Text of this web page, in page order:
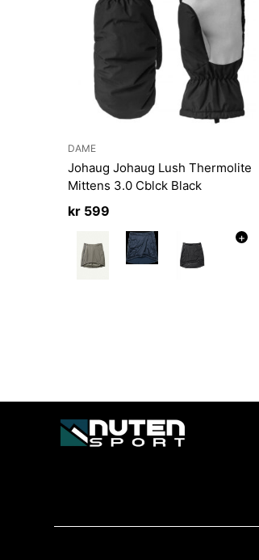
DAME
Johaug Johaug Lush Thermolite
Mittens 3.0 Cblck Black
kr 599
+